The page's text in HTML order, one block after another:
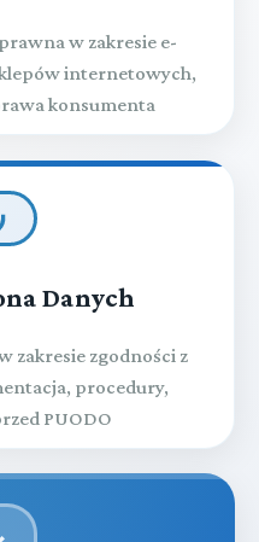
w zakresie e-
internetowych,
konsumenta
Danych
zakresie zgodności z
procedury,
PUODO